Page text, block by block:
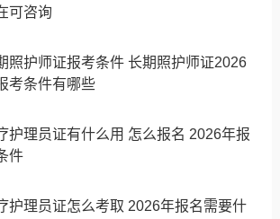
可咨询
照护师证报考条件 长期照护师证2026
考条件有哪些
护理员证有什么用 怎么报名 2026年报
件
护理员证怎么考取 2026年报名需要什